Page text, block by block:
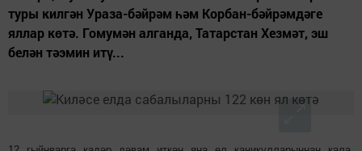
туры килгән Ураза-бәйрәм һәм Корбан-бәйрәмдәге
яллар көтә. Гомумән алганда, Татарстан Хезмәт, эш
белән тәэмин итү...